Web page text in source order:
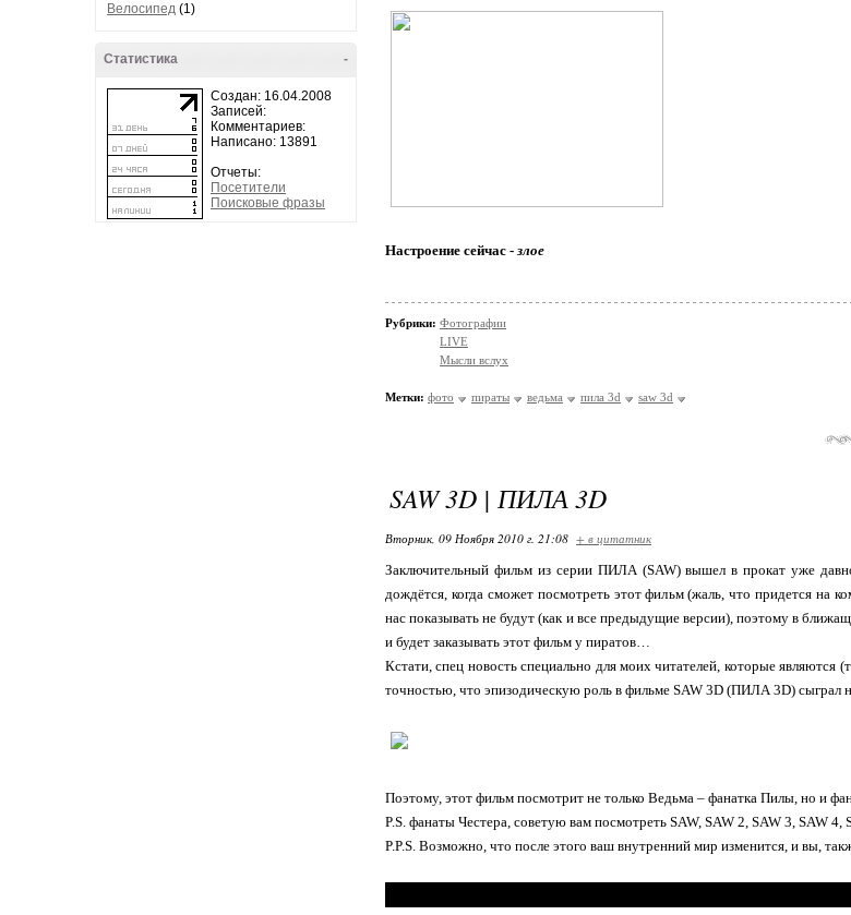
Велосипед (1)
-
Статистика
Создан: 16.04.2008
Записей:
Комментариев:
Написано: 13891
Отчеты:
Посетители
Поисковые фразы
Настроение сейчас -злое
Рубрики: Фотографии
LIVE
Мысли вслух
Метки: фото пираты ведьма пила 3d saw 3d
SAW 3D | ПИЛА 3D
Вторник, 09 Ноября 2010 г. 21:08 + в цитатник
Заключительный фильм из серии ПИЛА (SAW) вышел в прокат уже
дождётся, когда сможет посмотреть этот фильм (жаль, что придется на
нас показывать не будут (как и все предыдущие версии), поэтому в
и будет заказывать этот фильм у пиратов…
Кстати, спец новость специально для моих читателей, которые
точностью, что эпизодическую роль в фильме SAW 3D (ПИЛА 3D) сыграл
Поэтому, этот фильм посмотрит не только Ведьма – фанатка Пилы, но и
P.S. фанаты Честера, советую вам посмотреть SAW, SAW 2, SAW 3, SAW
P.P.S. Возможно, что после этого ваш внутренний мир изменится, и вы,